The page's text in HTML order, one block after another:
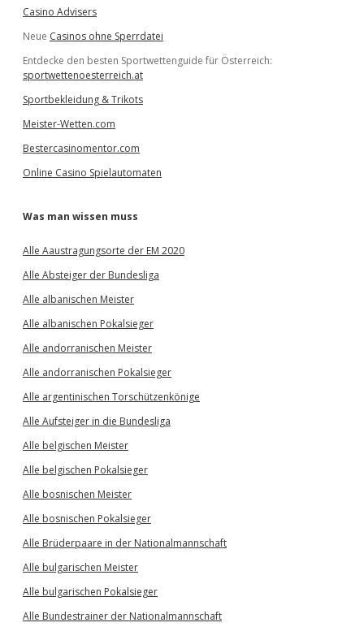
Casino Advisers
Neue Casinos ohne Sperrdatei
Entdecke den besten Sportwettenguide für Österreich:
sportwettenoesterreich.at
Sportbekleidung & Trikots
Meister-Wetten.com
Bestercasinomentor.com
Online Casino Spielautomaten
Was man wissen muss
Alle Aaustragungsorte der EM 2020
Alle Absteiger der Bundesliga
Alle albanischen Meister
Alle albanischen Pokalsieger
Alle andorranischen Meister
Alle andorranischen Pokalsieger
Alle argentinischen Torschützenkönige
Alle Aufsteiger in die Bundesliga
Alle belgischen Meister
Alle belgischen Pokalsieger
Alle bosnischen Meister
Alle bosnischen Pokalsieger
Alle Brüderpaare in der Nationalmannschaft
Alle bulgarischen Meister
Alle bulgarischen Pokalsieger
Alle Bundestrainer der Nationalmannschaft